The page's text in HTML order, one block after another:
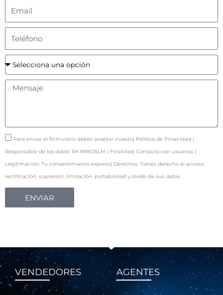
m
r
y
A
p
i
d
o
s
a
ll
f
e
i
a
c
n
a
P
o
l
í
t
e
P
r
Para enviar el formulario debes aceptar nuestra Política de Privacidad |
Responsable de los datos: RK INMOSLM | Finalidad: Contacto con usuarios |
Legitimación: Tu consentimiento expreso| Derechos: Tienes derecho al acceso,
rectificación, supresión, limitación, portabilidad y olvido de sus datos.
ENVIAR
VENDEDORES AGENTES